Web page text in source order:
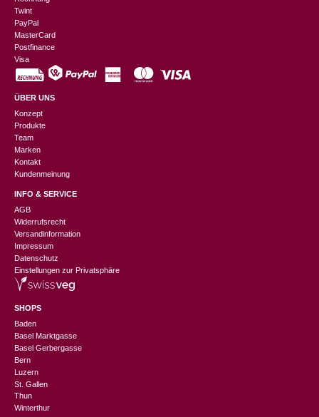
Twint
PayPal
MasterCard
Postfinance
Visa
ÜBER UNS
Konzept
Produkte
Team
Marken
Kontakt
Kundenmeinung
INFO & SERVICE
AGB
Widerrufsrecht
Versandinformation
Impressum
Datenschutz
Einstellungen zur Privatsphäre
SHOPS
Baden
Basel Marktgasse
Basel Gerbergasse
Bern
Luzern
St. Gallen
Thun
Winterthur